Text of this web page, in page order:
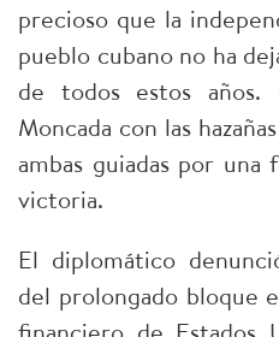
precioso que la
pueblo cubano no ha
de todos estos años.
Moncada con las
ambas guiadas por
victoria.
El diplomático
del prolongado bloque